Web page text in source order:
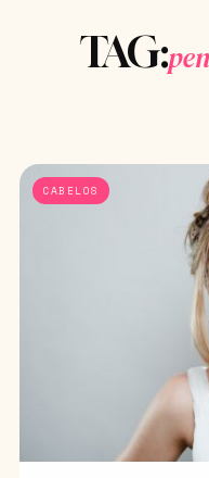
TAG:
CABELOS